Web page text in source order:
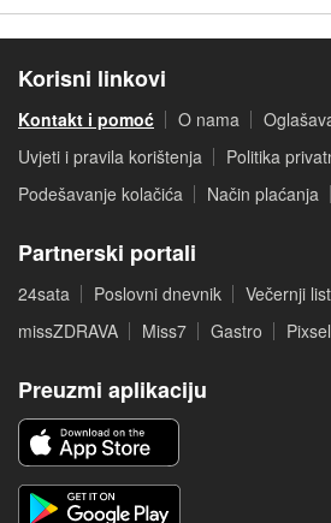
Korisni linkovi
Kontakt i pomoć O nama
Uvjeti i pravila korištenja
Politika
Podešavanje kolačića
Način plaćanja
Partnerski portali
24sata Poslovni dnevnik Večernji list
missZDRAVA
Miss7 Gastro
Preuzmi aplikaciju